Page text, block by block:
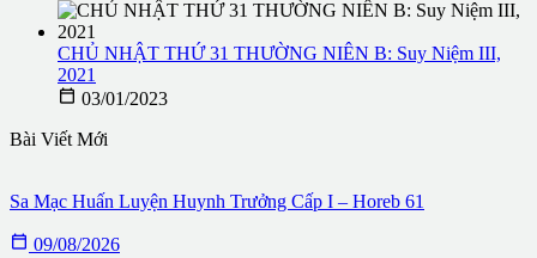
CHỦ NHẬT THỨ 31 THƯỜNG NIÊN B: Suy Niệm III,
2021
 03/01/2023
Bài Viết Mới
Sa Mạc Huấn Luyện Huynh Trưởng Cấp I – Horeb 61
 09/08/2026